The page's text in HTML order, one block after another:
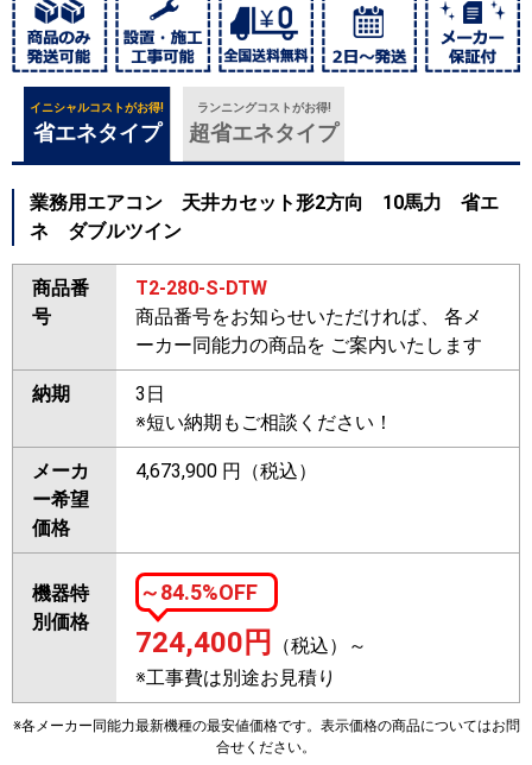
イニシャルコストがお得!
省エネタイプ
ランニングコストがお得!
超省エネタイプ
業務用エアコン 天井カセット形2方向 10馬力 省エ
ネ ダブルツイン
商品番
号
T2-280-S-DTW
商品番号をお知らせいただければ、 各メ
ーカー同能力の商品を ご案内いたします
納期
3日
※短い納期もご相談ください！
メーカ
ー希望
価格
4,673,900 円（税込）
機器特
別価格
～84.5%OFF
724,400 円
（税込）～
※工事費は別途お見積り
※各メーカー同能力最新機種の最安値価格です。表示価格の商品についてはお問
合せください。